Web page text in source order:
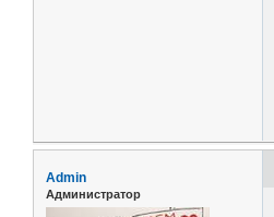
Admin
Администратор